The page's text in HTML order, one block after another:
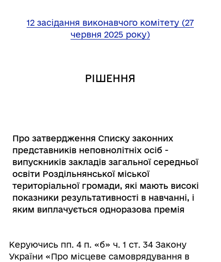
12 засідання виконавчого комітету (27
червня 2025 року)
РІШЕННЯ
Про затвердження Списку законних
представників неповнолітніх осіб -
випускників закладів загальної середньої
освіти Роздільнянської міської
територіальної громади, які мають високі
показники результативності в навчанні, і
яким виплачується одноразова премія
Керуючись пп. 4 п. «б» ч. 1 ст. 34 Закону
України «Про місцеве самоврядування в